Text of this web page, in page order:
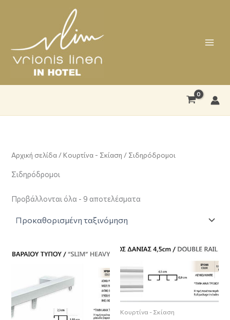
Αρχική σελίδα / Κουρτίνα - Σκίαση / Σιδηρόδρομοι
Σιδηρόδρομοι
Προβάλλονται όλα - 9 αποτελέσματα
Κουρτίνα - Σκίαση